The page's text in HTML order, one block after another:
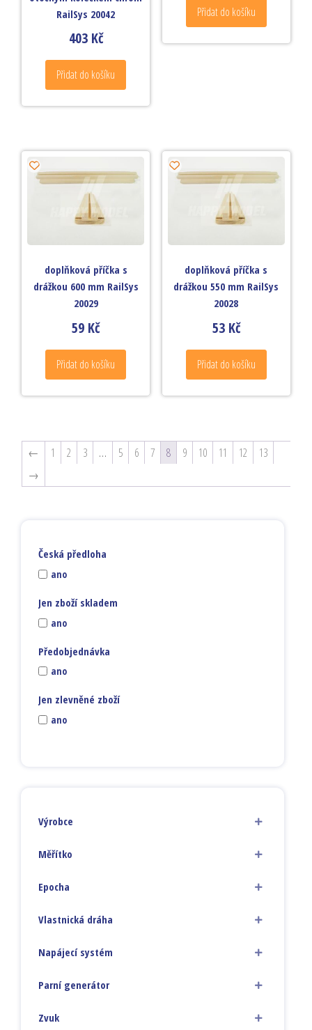
RailSys 20042
403 Kč
Přidat do košíku
Přidat do košíku
doplňková příčka s
drážkou 600 mm RailSys
20029
59 Kč
Přidat do košíku
doplňková příčka s
drážkou 550 mm RailSys
20028
53 Kč
Přidat do košíku
← 1 2 3 … 5 6 7 8 9 10 11 12
13
→
Česká předloha
ano
Jen zboží skladem
ano
Předobjednávka
ano
Jen zlevněné zboží
ano
Výrobce
Měřítko
Epocha
Vlastnická dráha
Napájecí systém
Parní generátor
Zvuk